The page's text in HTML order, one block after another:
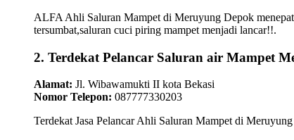
ALFA Ahli Saluran Mampet di Meruyung Depok
tersumbat,saluran cuci piring mampet menjadi lancar!!.
2. Terdekat Pelancar Saluran air Mampet
Alamat: Jl. Wibawamukti II kota Bekasi
Nomor Telepon: 087777330203
Terdekat Jasa Pelancar Ahli Saluran Mampet di